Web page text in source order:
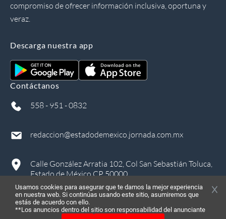
compromiso de ofrecer información inclusiva, oportuna y
veraz.
Descarga nuestra app
Contáctanos
558 - 951 - 0832
redaccion@estadodemexico.jornada.com.mx
Calle González Arratia 102, Col San Sebastián Toluca,
Estado de México CP 50000
Usamos cookies para asegurar que te damos la mejor experiencia
en nuestra web. Si continúas usando este sitio, asumiremos que
estás de acuerdo con ello.
**Los anuncios dentro del sitio son responsabilidad del anunciante